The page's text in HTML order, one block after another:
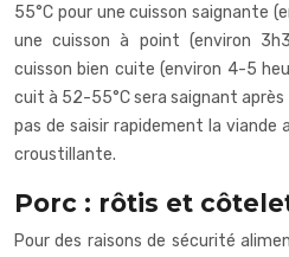
55°C pour une cuisson saignante
une cuisson à point (environ
cuisson bien cuite (environ 4-5
cuit à 52-55°C sera saignant après
pas de saisir rapidement la viande
croustillante.
Porc : rôtis et
Pour des raisons de sécurité